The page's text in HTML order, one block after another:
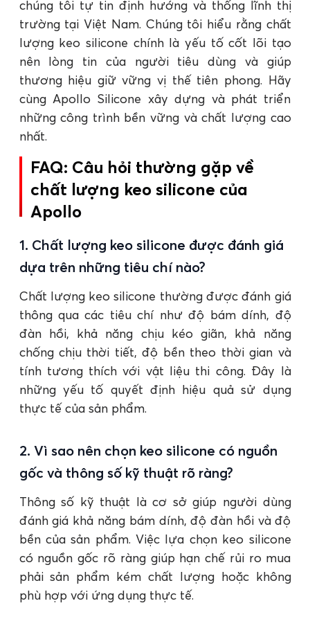
chúng tôi tự tin định hướng và thống lĩnh thị
trường tại Việt Nam. Chúng tôi hiểu rằng chất
lượng keo silicone chính là yếu tố cốt lõi tạo
nên lòng tin của người tiêu dùng và giúp
thương hiệu giữ vững vị thế tiên phong. Hãy
cùng Apollo Silicone xây dựng và phát triển
những công trình bền vững và chất lượng cao
nhất.
FAQ: Câu hỏi thường gặp về
chất lượng keo silicone của
Apollo
1. Chất lượng keo silicone được đánh giá
dựa trên những tiêu chí nào?
Chất lượng keo silicone thường được đánh giá
thông qua các tiêu chí như độ bám dính, độ
đàn hồi, khả năng chịu kéo giãn, khả năng
chống chịu thời tiết, độ bền theo thời gian và
tính tương thích với vật liệu thi công. Đây là
những yếu tố quyết định hiệu quả sử dụng
thực tế của sản phẩm.
2. Vì sao nên chọn keo silicone có nguồn
gốc và thông số kỹ thuật rõ ràng?
Thông số kỹ thuật là cơ sở giúp người dùng
đánh giá khả năng bám dính, độ đàn hồi và độ
bền của sản phẩm. Việc lựa chọn keo silicone
có nguồn gốc rõ ràng giúp hạn chế rủi ro mua
phải sản phẩm kém chất lượng hoặc không
phù hợp với ứng dụng thực tế.